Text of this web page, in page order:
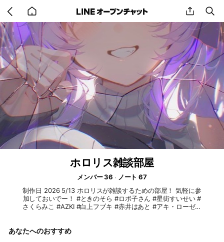
back
to
home
share
ホロリス雑談部屋
メンバー 36
ノート 67
制作日 2026 5/13 ホロリスが雑談するための部屋！ 気軽に参
加しておいでー！ #ときのそら #ロボ子さん #星街すいせい #
さくらみこ #AZKI #白上フブキ #赤井はあと #アキ・ローゼン
戌神ころね #宝鐘マリン #兎田ぺこら #不知火フレア #白銀ノ
あなたへのおすすめ